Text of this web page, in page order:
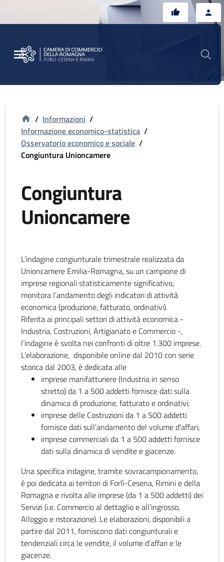
/ Informazioni /
Informazione economico-statistica /
Osservatorio economico e sociale /
Congiuntura Unioncamere
Congiuntura
Unioncamere
L’indagine congiunturale trimestrale realizzata da
Unioncamere Emilia-Romagna, su un campione di
imprese regionali statisticamente significativo,
monitora l'andamento degli indicatori di attività
economica (produzione, fatturato, ordinativi).
Riferita ai principali settori di attività economica -
Industria, Costruzioni, Artigianato e Commercio -,
l’indagine è svolta nei confronti di oltre 1.300 imprese.
L'elaborazione, disponibile online dal 2010 con serie
storica dal 2003, è dedicata alle
imprese manifatturiere (Industria in senso
stretto) da 1 a 500 addetti fornisce dati sulla
dinamica di produzione, fatturato e ordinativi;
imprese delle Costruzioni da 1 a 500 addetti
fornisce dati sull'andamento del volume d'affari;
imprese commerciali da 1 a 500 addetti fornisce
dati sulla dinamica di vendite e giacenze.
Una specifica indagine, tramite sovracampionamento,
è poi dedicata ai territori di Forlì-Cesena, Rimini e della
Romagna e rivolta alle imprese (da 1 a 500 addetti) dei
Servizi (i.e. Commercio al dettaglio e all’ingrosso,
Alloggio e ristorazione). Le elaborazioni, disponibili a
partire dal 2011, forniscono dati congiunturali e
tendenziali circa le vendite, il volume d’affari e le
giacenze.